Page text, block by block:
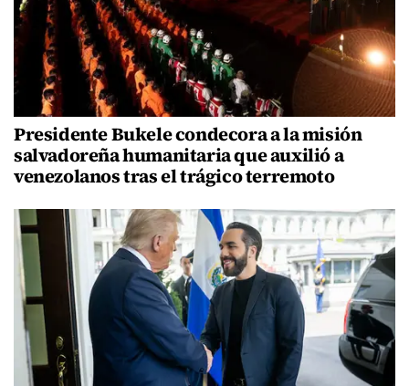
Presidente Bukele condecora a la misión
salvadoreña humanitaria que auxilió a
venezolanos tras el trágico terremoto